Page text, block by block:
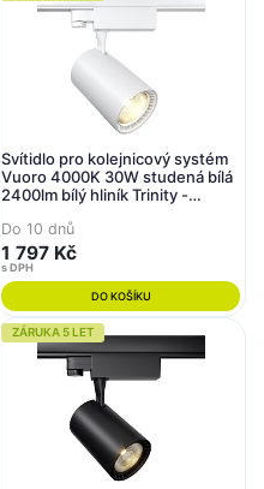
Svítidlo pro kolejnicový systém
Vuoro 4000K 30W studená bílá
2400lm bílý hliník Trinity -
Do 10 dnů
1 797 Kč
s DPH
DO KOŠÍKU
ZÁRUKA 5 LET